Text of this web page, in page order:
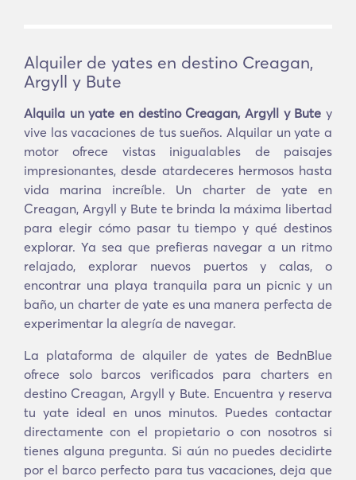
Alquiler de yates en destino Creagan,
Argyll y Bute
Alquila un yate en destino Creagan, Argyll y Bute y
vive las vacaciones de tus sueños. Alquilar un yate a
motor ofrece vistas inigualables de paisajes
impresionantes, desde atardeceres hermosos hasta
vida marina increíble. Un charter de yate en
Creagan, Argyll y Bute te brinda la máxima libertad
para elegir cómo pasar tu tiempo y qué destinos
explorar. Ya sea que prefieras navegar a un ritmo
relajado, explorar nuevos puertos y calas, o
encontrar una playa tranquila para un picnic y un
baño, un charter de yate es una manera perfecta de
experimentar la alegría de navegar.
La plataforma de alquiler de yates de BednBlue
ofrece solo barcos verificados para charters en
destino Creagan, Argyll y Bute. Encuentra y reserva
tu yate ideal en unos minutos. Puedes contactar
directamente con el propietario o con nosotros si
tienes alguna pregunta. Si aún no puedes decidirte
por el barco perfecto para tus vacaciones, deja que